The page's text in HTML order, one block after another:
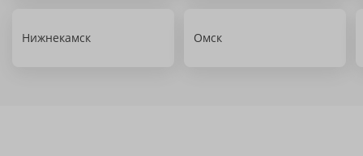
Нижнекамск Омск